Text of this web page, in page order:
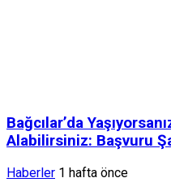
Bağcılar’da
Alabilirsiniz: Başvuru
Haberler 1 hafta önce